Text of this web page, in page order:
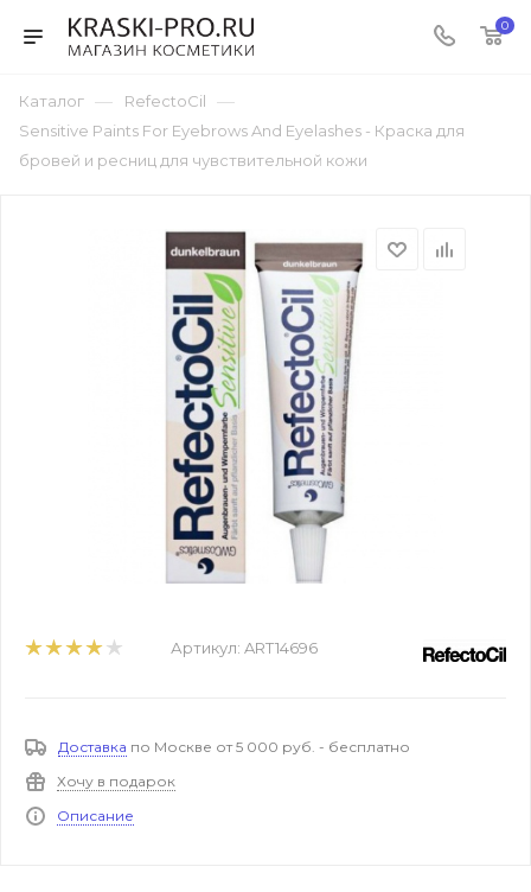
0
Каталог — RefectoCil —
Sensitive Paints For Eyebrows And Eyelashes - Краска для
бровей и ресниц для чувствительной кожи
Артикул: ART14696
Доставка по Москве от 5 000 руб. - бесплатно
Хочу в подарок
Описание